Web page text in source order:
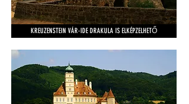
KREUZENSTEIN VÁR-IDE DRAKULA IS ELKÉPZELHETŐ